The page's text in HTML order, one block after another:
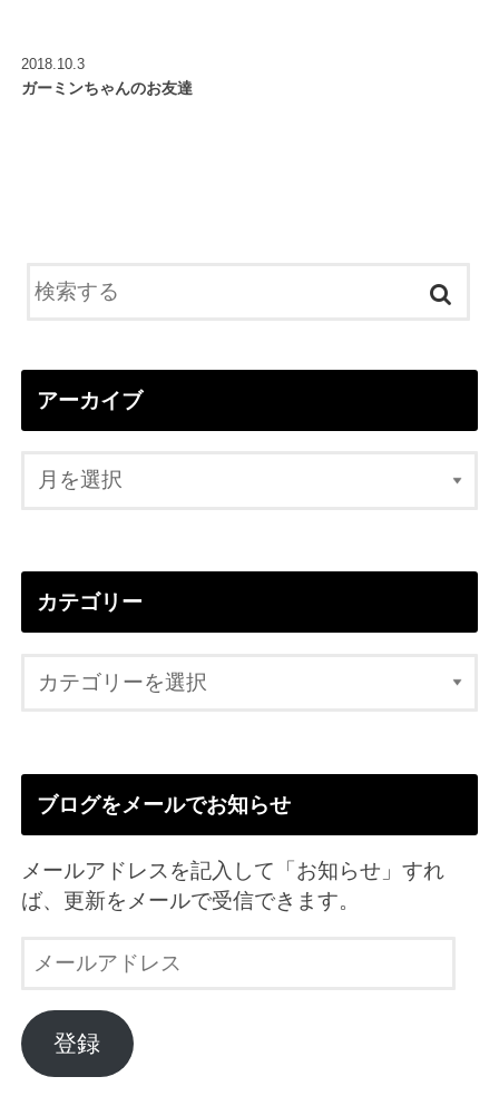
2018.10.3
ガーミンちゃんのお友達
アーカイブ
カテゴリー
ブログをメールでお知らせ
メールアドレスを記入して「お知らせ」すれ
ば、更新をメールで受信できます。
ル
ア
ド
登録